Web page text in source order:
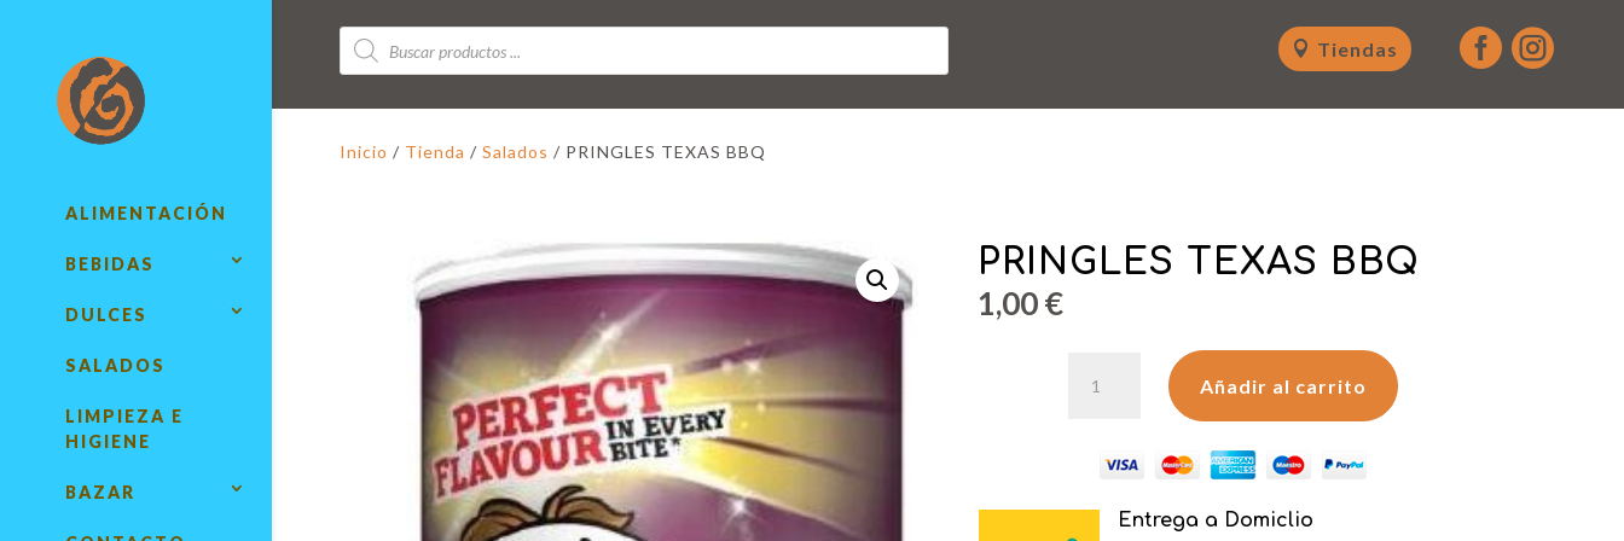
ALIMENTACIÓN
BEBIDAS
DULCES
SALADOS
LIMPIEZA E
HIGIENE
BAZAR
Búsqueda
de
productos
Tiendas  
Inicio / Tienda / Salados / PRINGLES TEXAS BBQ
PRINGLES TEXAS BBQ
1,00€
TEXAS
cantidad
Añadir al carrito
Entrega a Domiclio